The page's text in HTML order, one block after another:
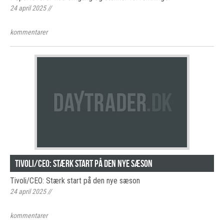
24 april 2025//
kommentarer
Tivoli/CEO: Stærk start på den nye sæson
Tivoli/CEO: Stærk start på den nye sæson
24 april 2025//
kommentarer